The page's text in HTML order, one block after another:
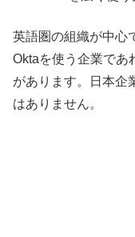
英語圏の組織が中心
Oktaを使う企業であ
があります。日本企
はありません。